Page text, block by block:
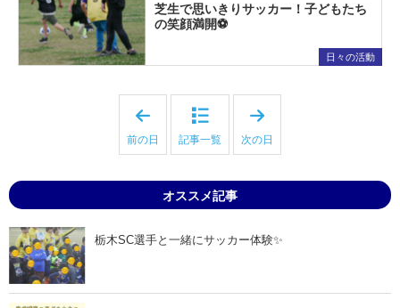
日々の活動
芝生で思いきりサッカー！子どもたち
の笑顔満開⚽
5
6
月
2
前の日 記事一覧
5
6
6
次の日
オススメ記事
栃木SC選手と一緒にサッカー体験✨